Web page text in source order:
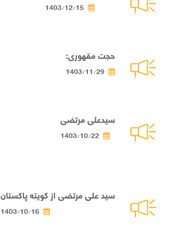
1403/12/15
حجت مقهوری:
1403/11/29
سیدعلی مرتضی
1403/10/22
سید علی مرتضی از کویته پاکستان
1403/10/16